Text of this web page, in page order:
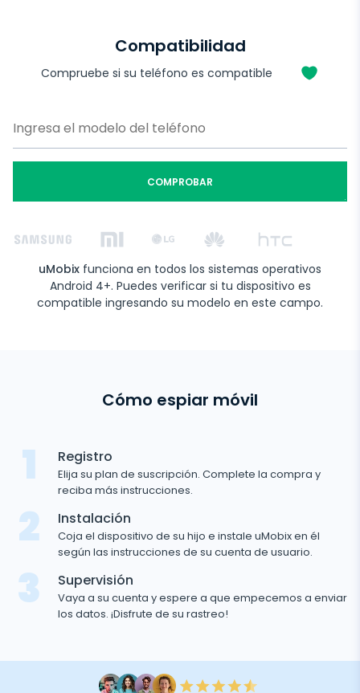
Compatibilidad
Compruebe si su teléfono es compatible
uMobix funciona en todos los sistemas operativos
Android 4+. Puedes verificar si tu dispositivo es
compatible ingresando su modelo en este campo.
COMPROBAR
Cómo espiar móvil
1 Registro
Elija su plan de suscripción. Complete la compra y
reciba más instrucciones.
2 Instalación
Coja el dispositivo de su hijo e instale uMobix en él
según las instrucciones de su cuenta de usuario.
3 Supervisión
Vaya a su cuenta y espere a que empecemos a enviar
los datos. ¡Disfrute de su rastreo!